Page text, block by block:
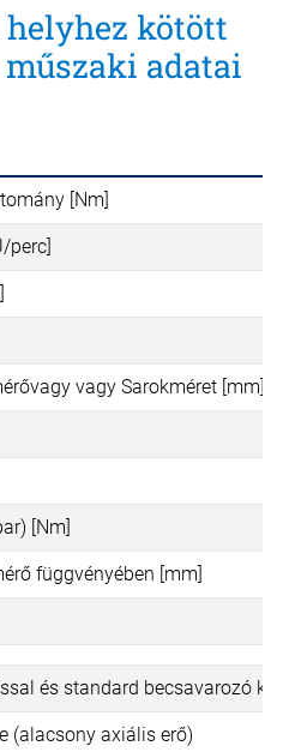
helyhez kötött
adatai
[Nm]
perc]
vagy Sarokméret [mm]
[Nm]
függvényében [mm]
és standard becsavarozó
(alacsony axiális erő)